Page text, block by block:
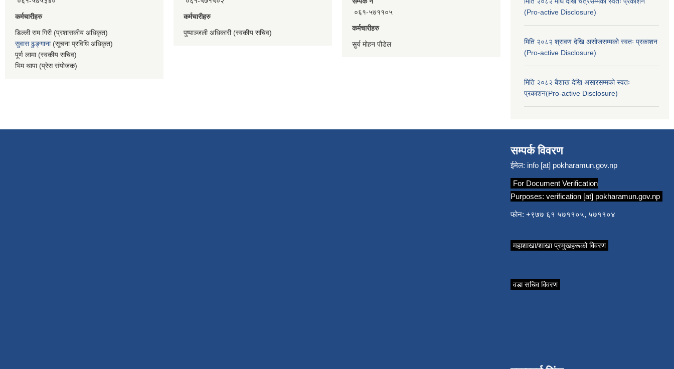
कर्मचारीहरु
डिल्ली राम गिरी (प्रशासकीय अधिकृत)
सुवास ढुङ्गाना(सूचना प्रविधि अधिकृत)
पूर्ण लामा (स्वकीय सचिव)
भिम थापा (प्रेस संयोजक)
कर्मचारीहरु
पुष्पाञ्जली अधिकारी (स्वकीय सचिव)
०६१-५७११०५
कर्मचारीहरु
सुर्य मोहन पौडेल
(Pro-active Disclosure)
मिति २०८२ श्रावण देखि असोजसम्मको स्वतः प्रकाशन
(Pro-active Disclosure)
मिति २०८२ बैशाख देखि असारसम्मको स्वतः
प्रकाशन(Pro-active Disclosure)
सम्पर्क विवरण
ईमेल: info [at] pokharamun.gov.np
For Document Verification
Purposes: verification [at] pokharamun.gov.np
फोन: +९७७ ६१ ५७११०५, ५७११०४
महाशाखा/शाखा प्रमुखहरूको विवरण
वडा सचिव विवरण